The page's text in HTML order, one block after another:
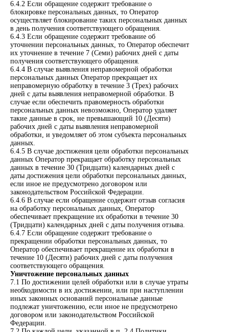
6.4.2 Если обращение содержит требование о
блокировке персональных данных, то Оператор
осуществляет блокирование таких персональных данных
в день получения соответствующего обращения.
6.4.3 Если обращение содержит требование об
уточнении персональных данных, то Оператор обеспечит
их уточнение в течение 7 (Семи) рабочих дней с даты
получения соответствующего обращения.
6.4.4 В случае выявления неправомерной обработки
персональных данных Оператор прекращает их
неправомерную обработку в течение 3 (Трех) рабочих
дней с даты выявления неправомерной обработки. В
случае если обеспечить правомерность обработки
персональных данных невозможно, Оператор удаляет
такие данные в срок, не превышающий 10 (Десяти)
рабочих дней с даты выявления неправомерной
обработки, и уведомляет об этом субъекта персональных
данных.
6.4.5 В случае достижения цели обработки персональных
данных Оператор прекращает обработку персональных
данных в течение 30 (Тридцати) календарных дней с
даты достижения цели обработки персональных данных,
если иное не предусмотрено договором или
законодательством Российской Федерации.
6.4.6 В случае если обращение содержит отзыв согласия
на обработку персональных данных, Оператор
обеспечивает прекращение их обработки в течение 30
(Тридцати) календарных дней с даты получения отзыва.
6.4.7 Если обращение содержит требование о
прекращении обработки персональных данных, то
Оператор обеспечивает прекращение их обработки в
течение 10 (Десяти) рабочих дней с даты получения
соответствующего обращения.
Уничтожение персональных данных
7.1 По достижении целей обработки или в случае утраты
необходимости в их достижении, или при наступлении
иных законных оснований персональные данные
подлежат уничтожению, если иное не предусмотрено
договором или законодательством Российской
Федерации.